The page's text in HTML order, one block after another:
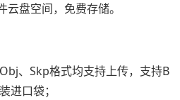
盘空间，免费存储。
、Skp格式均支持上传，支持B
进口袋；